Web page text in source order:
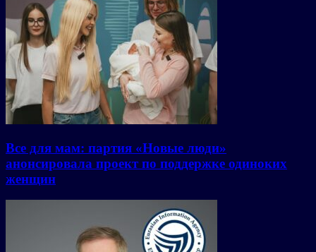
Все для мам: партия «Новые люди»
анонсировала проект по поддержке одиноких
женщин